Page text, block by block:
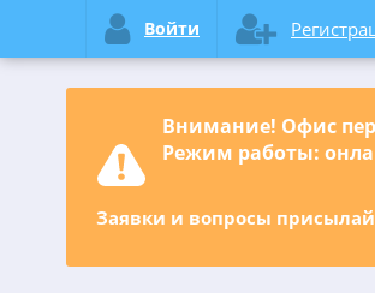
Внимание! Офис
Режим работы:
Заявки и вопросы
Войти